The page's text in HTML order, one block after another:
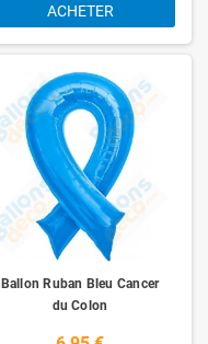
ACHETER
Ballon Ruban Bleu Cancer
du Colon